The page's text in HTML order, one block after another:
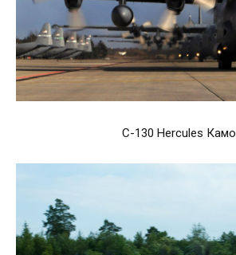
C-130 Hercules Камо